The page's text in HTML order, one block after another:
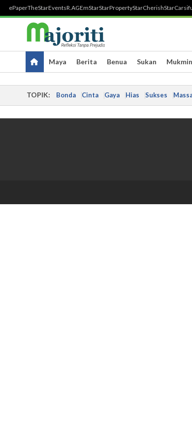
ePaperTheStarEventsR.AGEmStarStarPropertyStarCherish
Maya Berita Benua Sukan Mukmin
TOPIK: Bonda Cinta Gaya Hias Sukses